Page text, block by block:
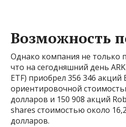
Возможность
Однако компания не только
что на сегодняшний день
ETF) приобрел 356 346 акций
ориентировочной
долларов и 150 908 акций
shares стоимостью около
долларов.